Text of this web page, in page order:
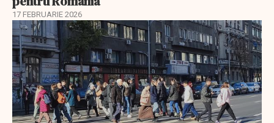
17 FEBRUARIE 2026